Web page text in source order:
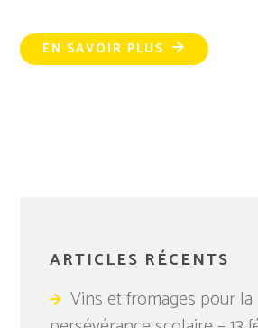
EN SAVOIR PLUS
ARTICLES RÉCENTS
Vins et fromages pour la